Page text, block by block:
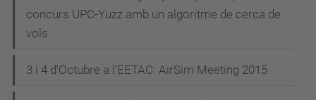
concurs UPC-Yuzz amb un algoritme de cerca de
vols
3 i 4 d'Octubre a l'EETAC: AirSim Meeting 2015